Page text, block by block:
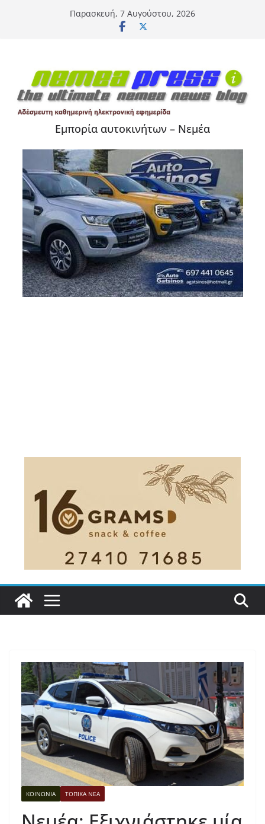
Παρασκευή, 7 Αυγούστου, 2026
Εμπορία αυτοκινήτων – Νεμέα
ΚΟΙΝΩΝΙΑ ΤΟΠΙΚΑ ΝΕΑ